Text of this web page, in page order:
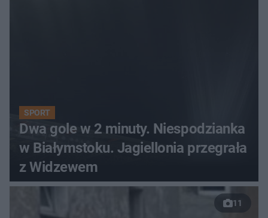
SPORT
Dwa gole w 2 minuty. Niespodzianka
w Białymstoku. Jagiellonia przegrała
z Widzewem
11